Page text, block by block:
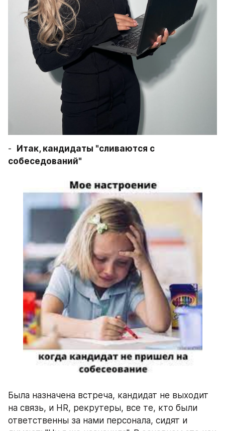
-
Итак, кандидаты "сливаются с
собеседований"
Была назначена встреча, кандидат не выходит
на связь, и HR, рекрутеры, все те, кто были
ответственны за нами персонала, сидят и